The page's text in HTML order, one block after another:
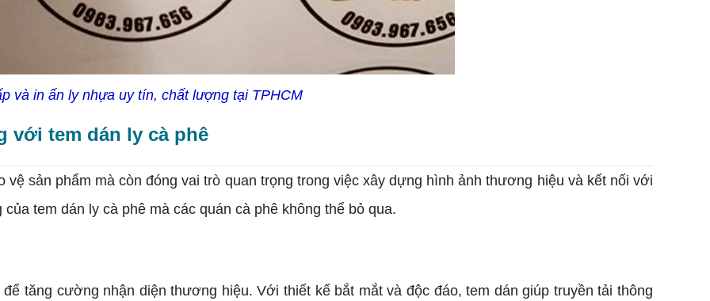
và in ấn ly nhựa uy tín, chất lượng tại TPHCM
với tem dán ly cà phê
vệ sản phẩm mà còn đóng vai trò quan trọng trong việc xây dựng hình ảnh thương hiệu và kết nối với
tem dán ly cà phê mà các quán cà phê không thể bỏ qua.
tăng cường nhận diện thương hiệu. Với thiết kế bắt mắt và độc đáo, tem dán giúp truyền tải thông